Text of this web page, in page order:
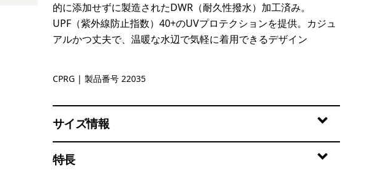
的に添加せずに製造されたDWR（耐久性撥水）加工済み。
UPF（紫外線防止指数）40+のUVプロテクションを提供。カジュ
アルかつ丈夫で、温暖な水辺で気軽に着用できるデザイン
Caper Green
CPRG | 製品番号 22035
サイズ情報
特長